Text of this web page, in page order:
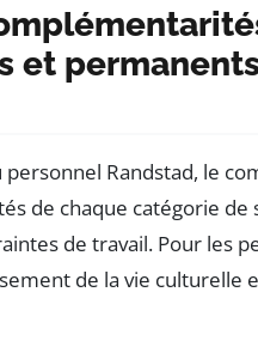
et
Randstad, le
de chaque catégorie
de travail. Pour les
de la vie culturelle